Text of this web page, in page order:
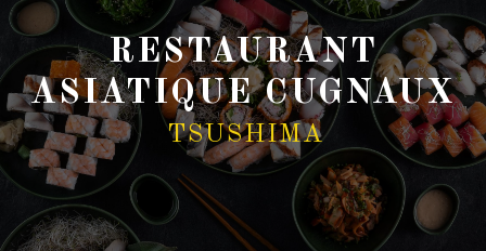
RESTAURANT
ASIATIQUE CUGNAUX
TSUSHIMA